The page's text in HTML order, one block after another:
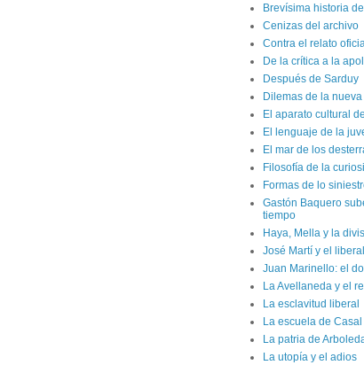
Brevísima historia
Cenizas del archivo
Contra el relato
De la crítica a la
Después de Sarduy
Dilemas de la
El aparato cultural
El lenguaje de la
El mar de los
Filosofía de la
Formas de lo
Gastón Baquero
tiempo
Haya, Mella y la
José Martí y el
Juan Marinello: el
La Avellaneda y el
La esclavitud liberal
La escuela de Casal
La patria de
La utopía y el adios